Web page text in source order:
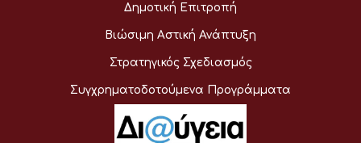
Δημοτική Επιτροπή
Βιώσιμη Αστική Ανάπτυξη
Στρατηγικός Σχεδιασμός
Συγχρηματοδοτούμενα Προγράμματα